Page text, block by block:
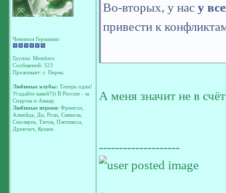
Чемпион Германии
Группа: Members
Сообщений: 323
Проживает: г. Пермь
Любимые клубы: Теперь один!
Угадайте какой?)) В России - за
Спартак и Амкар.
Любимые игроки: Фрингси,
Алмейда, Ди, Рози, Савиола,
Смолярек, Титов, Плетикоса,
Дринчич, Кушев.
Во-вторых, у нас у
привести к
А меня значит не в
--------------------